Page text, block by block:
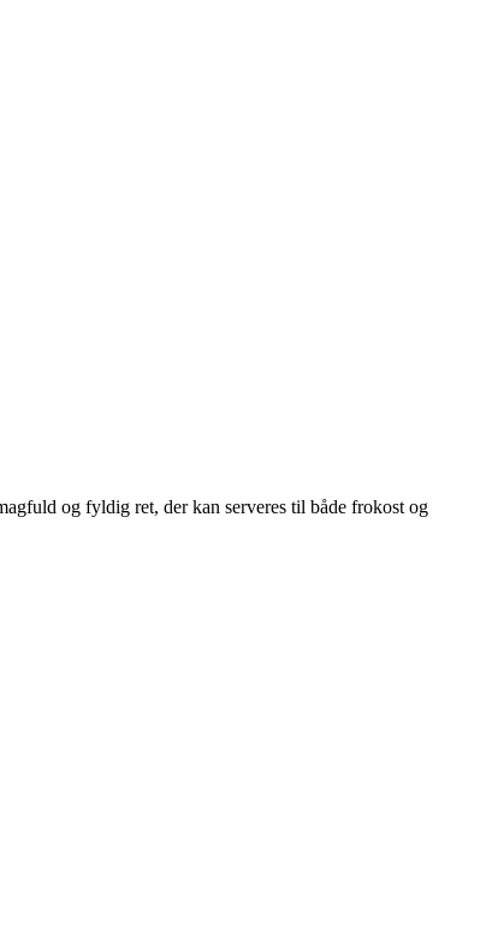
og fyldig ret, der kan serveres til både frokost og